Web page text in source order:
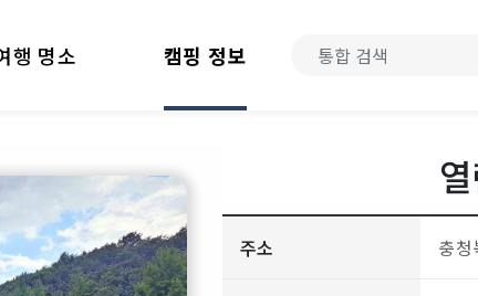
행 명소 캠핑 정보
주소 충